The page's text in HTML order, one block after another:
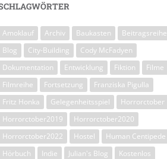
Amoklauf Archiv Baukasten
Beitragsreihe
Blog
City-Building
Cody McFadyen
Dokumentation
Entwicklung Fiktion
Filme
Filmreihe
Fortsetzung
Franziska Pigulla
Fritz Honka
Gelegenheitsspiel
Horrorctober
Horrorctober2019
Horrorctober2020
Horrorctober2022
Hostel
Human Centipede
Hörbuch
Indie Julian's Blog
Kostenlos